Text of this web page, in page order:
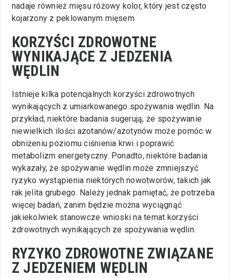
nadaje również mięsu różowy kolor, który jest często
kojarzony z peklowanym mięsem
KORZYŚCI ZDROWOTNE
WYNIKAJĄCE Z JEDZENIA
WĘDLIN
Istnieje kilka potencjalnych korzyści zdrowotnych
wynikających z umiarkowanego spożywania wędlin. Na
przykład, niektóre badania sugerują, że spożywanie
niewielkich ilości azotanów/azotynów może pomóc w
obniżeniu poziomu ciśnienia krwi i poprawić
metabolizm energetyczny. Ponadto, niektóre badania
wykazały, że spożywanie wędlin może zmniejszyć
ryzyko wystąpienia niektórych nowotworów, takich jak
rak jelita grubego. Należy jednak pamiętać, że potrzeba
więcej badań, zanim będzie można wyciągnąć
jakiekolwiek stanowcze wnioski na temat korzyści
zdrowotnych wynikających ze spożywania wędlin.
RYZYKO ZDROWOTNE ZWIĄZANE
Z JEDZENIEM WĘDLIN